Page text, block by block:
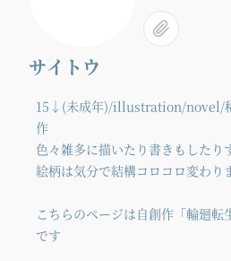
サイトウ
15↓(未成年)/illustration/novel/
作
色々雑多に描いたり書きもしたり
絵柄は気分で結構コロコロ変わり
こちらのページは自創作「輪廻転
です